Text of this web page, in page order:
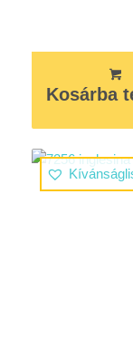
Kosárba